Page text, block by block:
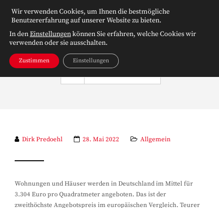
Dirk Predoehl 28. Mai 2022 Allgemein
Wohnungen und Häuser werden in Deutschland im Mittel für
3.304 Euro pro Quadratmeter angeboten. Das ist der
zweithöchste Angebotspreis im europäischen Vergleich. Teurer
Wir verwenden Cookies, um Ihnen die bestmögliche
Benutzererfahrung auf unserer Website zu bieten.
In denEinstellungenkönnen Sie erfahren, welche Cookies wir
verwenden oder sie ausschalten.
Zustimmen Einstellungen